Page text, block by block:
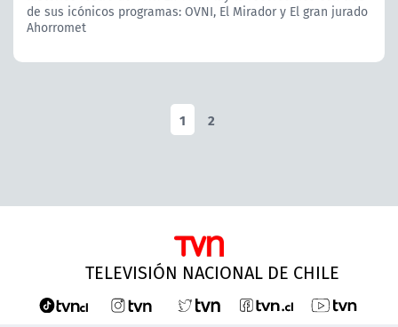
de sus icónicos programas: OVNI, El Mirador y El gran jurado
Ahorromet
1 2
TELEVISIÓN NACIONAL DE CHILE